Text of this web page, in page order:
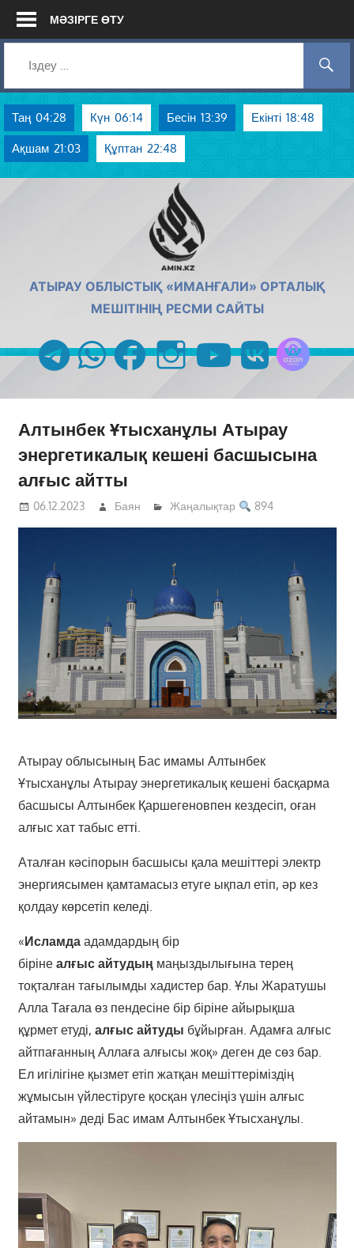
Skip
МӘЗІРГЕ ӨТУ
Таң 04:28 Күн 06:14 Бесін 13:39 Екінті 18:48
Ақшам 21:03 Құптан 22:48
АТЫРАУ ОБЛЫСТЫҚ «ИМАНҒАЛИ» ОРТАЛЫҚ
МЕШІТІНІҢ РЕСМИ САЙТЫ
telegramwhatsappfacebookinstagramyoutubevk
Алтынбек Ұтысханұлы Атырау
энергетикалық кешені басшысына
алғыс айтты
06.12.2023 Баян Жаңалықтар 894
Атырау облысының Бас имамы Алтынбек
Ұтысханұлы Атырау энергетикалық кешені басқарма
басшысы Алтынбек Қаршегеновпен кездесіп, оған
алғыс хат табыс етті.
Аталған кәсіпорын басшысы қала мешіттері электр
энергиясымен қамтамасыз етуге ықпал етіп, әр кез
қолдау көрсетіп келеді.
«Исламдаадамдардың бір
біріне алғыс айтудыңмаңыздылығына терең
тоқталған тағылымды хадистер бар. Ұлы Жаратушы
Алла Тағала өз пендесіне бір біріне айырықша
құрмет етуді, алғыс айтуды бұйырған. Адамға алғыс
айтпағанның Аллаға алғысы жоқ» деген де сөз бар.
Ел игілігіне қызмет етіп жатқан мешіттеріміздің
жұмысын үйлестіруге қосқан үлесіңіз үшін алғыс
айтамын» деді Бас имам Алтынбек Ұтысханұлы.